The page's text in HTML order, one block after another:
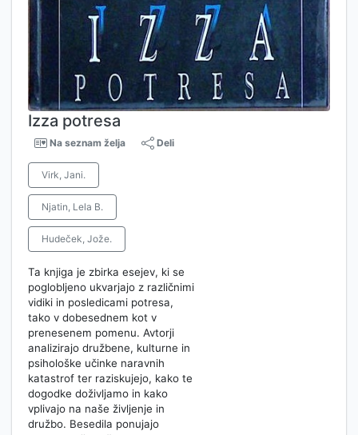
Izza potresa
Na seznam želja Deli
Virk, Jani.
Njatin, Lela B.
Hudeček, Jože.
Ta knjiga je zbirka esejev, ki se
poglobljeno ukvarjajo z različnimi
vidiki in posledicami potresa,
tako v dobesednem kot v
prenesenem pomenu. Avtorji
analizirajo družbene, kulturne in
psihološke učinke naravnih
katastrof ter raziskujejo, kako te
dogodke doživljamo in kako
vplivajo na naše življenje in
družbo. Besedila ponujajo